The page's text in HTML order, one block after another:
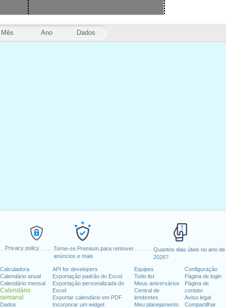
Privacy policy
Torne-se Premium para remover
anúncios e mais
Quantos dias úteis no ano de
2026?
Calculadora
Calendário anual
Calendário mensal
Calendário
semanal
Dados
API for developers
Exportação padrão do Excel
Exportação personalizada do
Excel
Exportar calendário em PDF
Incorporar um widget
Equipes
Todo list
Meus aniversários
Central de
lembretes
Meu planejamento
Configuração
Página de login
Página de
contato
Aviso legal
Compartilhar
Mês Ano Dados